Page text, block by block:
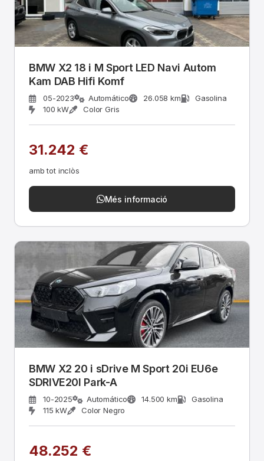
BMW X2 18 i M Sport LED Navi Autom
Kam DAB Hifi Komf
05-2023 Automático 26.058 km
Gasolina
100 kW
Color Gris
31.242 €
amb tot inclòs
Més informació
BMW X2 20 i sDrive M Sport 20i EU6e
SDRIVE20I Park-A
10-2025 Automático 14.500 km
Gasolina
115 kW
Color Negro
48.252 €